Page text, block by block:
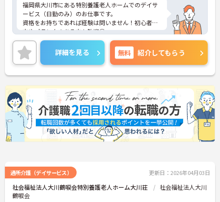
福岡県大川市にある特別養護老人ホームでのデイサ
ービス（日勤のみ）のお仕事です。
資格をお持ちであれば経験は問いません！初心者の
方やブランクのある方も歓迎◎
育児休暇取得実績があり、小さなお子様がいらっし
ゃる方に理解があるので、安心して働いて頂ける環
境です。
残業も少なめですので家庭と仕事の両立、プライベ
ートも充実出来ます♪
賞与4.50ヶ月分支給実績もあり、頑張りがしっかり
と反映されるのもおすすめしたいポイントのひとつ
☆
駐車場が完備されていて、マイカー通勤が可能なた
め、通勤に便利です。
ご興味がある方は是非一度マイナビまでお問合せ下
さい。更に詳細などお伝えします。
詳細を見る 無料 紹介してもらう
通所介護（デイサービス） 更新日：2026年04月03日
社会福祉法人大川鶴唳会特別養護老人ホーム大川荘
社会福祉法人大川
鶴唳会